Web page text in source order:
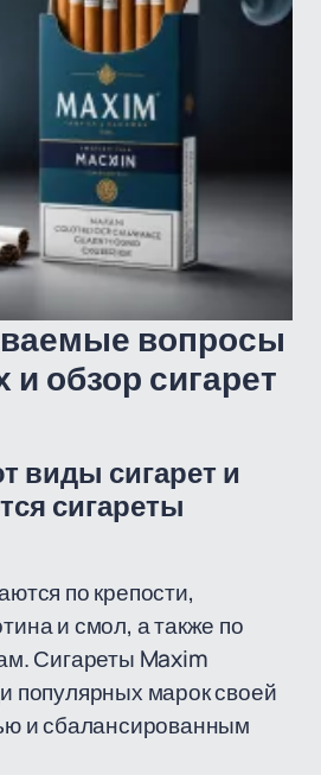
вопросы
и обзор сигарет
виды сигарет и
сигареты
по крепости,
и смол, а также по
Сигареты Maxim
популярных марок своей
и сбалансированным